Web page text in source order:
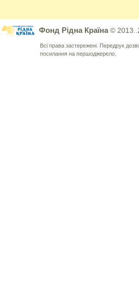
Фонд Рідна Країна©
Всі права застережені. Передрук
посилання на першоджерело.